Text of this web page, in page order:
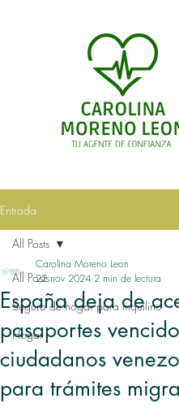
Entrada
All Posts
Seguro de hogar para inquilino
Hogar
All Posts
España deja de
pasaportes
ciudadanos
para trámites
Carolina Moreno Leon
22 nov 2024 2 min de lectura